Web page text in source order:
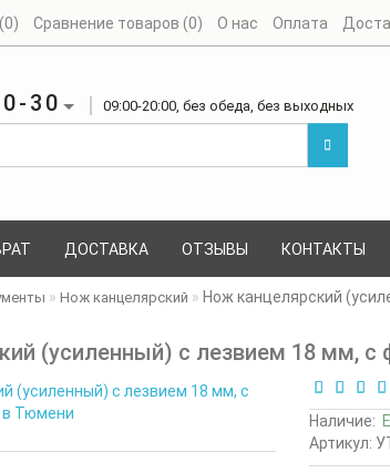
Сравнение товаров (0) О нас Оплата
30 09:00-20:00, без обеда, без выходных
ДОСТАВКА ОТЗЫВЫ КОНТАКТЫ
Нож канцелярский Нож канцелярский
(усиленный) с лезвием 18 мм,
Наличие:
Артикул: